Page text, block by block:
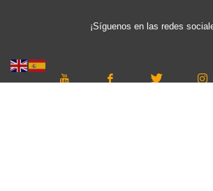
¡Síguenos en las redes